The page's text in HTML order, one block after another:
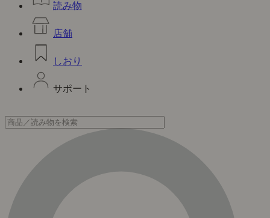
読み物
店舗
しおり
サポート